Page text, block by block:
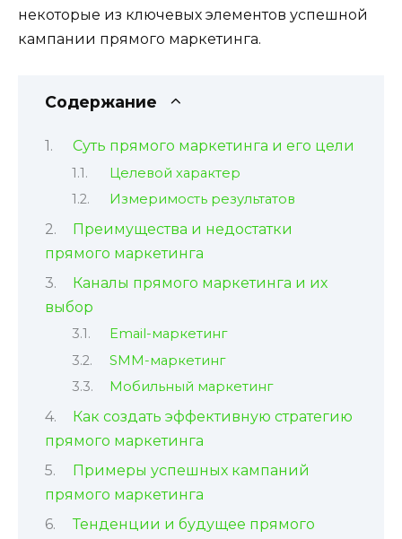
некоторые из ключевых элементов успешной
кампании прямого маркетинга.
Содержание
Суть прямого маркетинга и его цели
Целевой характер
Измеримость результатов
Преимущества и недостатки
прямого маркетинга
Каналы прямого маркетинга и их
выбор
Email-маркетинг
SMM-маркетинг
Мобильный маркетинг
Как создать эффективную стратегию
прямого маркетинга
Примеры успешных кампаний
прямого маркетинга
Тенденции и будущее прямого